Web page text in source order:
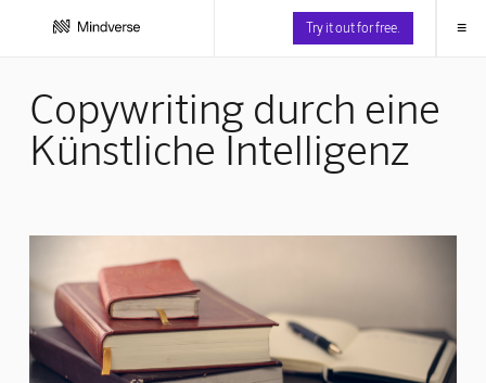
Try it out for free. ≡
Copywriting durch eine
Künstliche Intelligenz